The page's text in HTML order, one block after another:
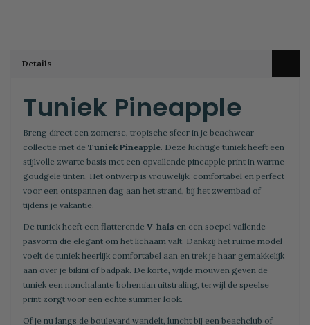
Details
Tuniek Pineapple
Breng direct een zomerse, tropische sfeer in je beachwear
collectie met de Tuniek Pineapple. Deze luchtige tuniek heeft een
stijlvolle zwarte basis met een opvallende pineapple print in warme
goudgele tinten. Het ontwerp is vrouwelijk, comfortabel en perfect
voor een ontspannen dag aan het strand, bij het zwembad of
tijdens je vakantie.
De tuniek heeft een flatterende V-hals en een soepel vallende
pasvorm die elegant om het lichaam valt. Dankzij het ruime model
voelt de tuniek heerlijk comfortabel aan en trek je haar gemakkelijk
aan over je bikini of badpak. De korte, wijde mouwen geven de
tuniek een nonchalante bohemian uitstraling, terwijl de speelse
print zorgt voor een echte summer look.
Of je nu langs de boulevard wandelt, luncht bij een beachclub of